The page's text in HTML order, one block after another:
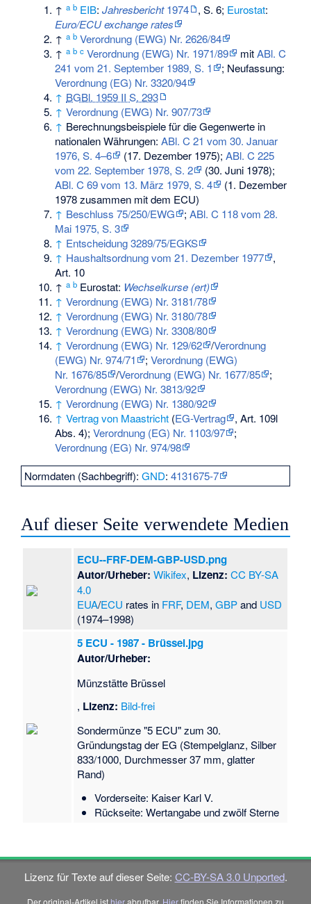
↑a b EIB:Jahresbericht1974 , S. 6; Eurostat:
Euro/ECU exchange rates
↑a b Verordnung (EWG) Nr. 2626/84
↑a b c Verordnung (EWG) Nr. 1971/89 mitABl. C
241 vom 21. September 1989, S. 1
; Neufassung:
Verordnung (EG) Nr. 3320/94
↑ BGBl. 1959 II S. 293
↑ Verordnung (EWG) Nr. 907/73
↑ Berechnungsbeispiele für die Gegenwerte in
nationalen Währungen:ABl. C 21 vom 30. Januar
1976, S. 4–6
(17. Dezember 1975);ABl. C 225
vom 22. September 1978, S. 2
(30. Juni 1978);
ABl. C 69 vom 13. März 1979, S. 4
(1. Dezember
1978 zusammen mit dem ECU)
↑ Beschluss 75/250/EWG ;ABl. C 118 vom 28.
Mai 1975, S. 3
↑ Entscheidung 3289/75/EGKS
↑ Haushaltsordnung vom 21. Dezember 1977
,
Art. 10
↑a b Eurostat: Wechselkurse (ert)
↑ Verordnung (EWG) Nr. 3181/78
↑ Verordnung (EWG) Nr. 3180/78
↑ Verordnung (EWG) Nr. 3308/80
↑ Verordnung (EWG) Nr. 129/62 /Verordnung
(EWG) Nr. 974/71
;Verordnung (EWG)
Nr. 1676/85
/Verordnung (EWG) Nr. 1677/85
;
Verordnung (EWG) Nr. 3813/92
↑ Verordnung (EWG) Nr. 1380/92
↑ Vertrag von Maastricht (EG-Vertrag
, Art. 109l
Abs. 4);Verordnung (EG) Nr. 1103/97
;
Verordnung (EG) Nr. 974/98
Normdaten (Sachbegriff):GND:4131675-7
Auf dieser Seite verwendete Medien
ECU--FRF-DEM-GBP-USD.png
Autor/Urheber: Wikifex, Lizenz: CC BY-SA
4.0
EUA/ECU rates in FRF, DEM,GBPand USD
(1974–1998)
5 ECU - 1987 - Brüssel.jpg
Autor/Urheber:
Münzstätte Brüssel
, Lizenz: Bild-frei
Sondermünze "5 ECU" zum 30.
Gründungstag der EG (Stempelglanz, Silber
833/1000, Durchmesser 37 mm, glatter
Rand)
Vorderseite: Kaiser Karl V.
Rückseite: Wertangabe und zwölf Sterne
Lizenz für Texte auf dieser Seite: CC-BY-SA 3.0 Unported.
Der original-Artikel ist hierabrufbar. Hierfinden Sie Informationen zu